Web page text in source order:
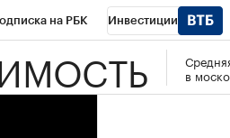
на РБК Инвестиции
Вино Спорт Школа
в